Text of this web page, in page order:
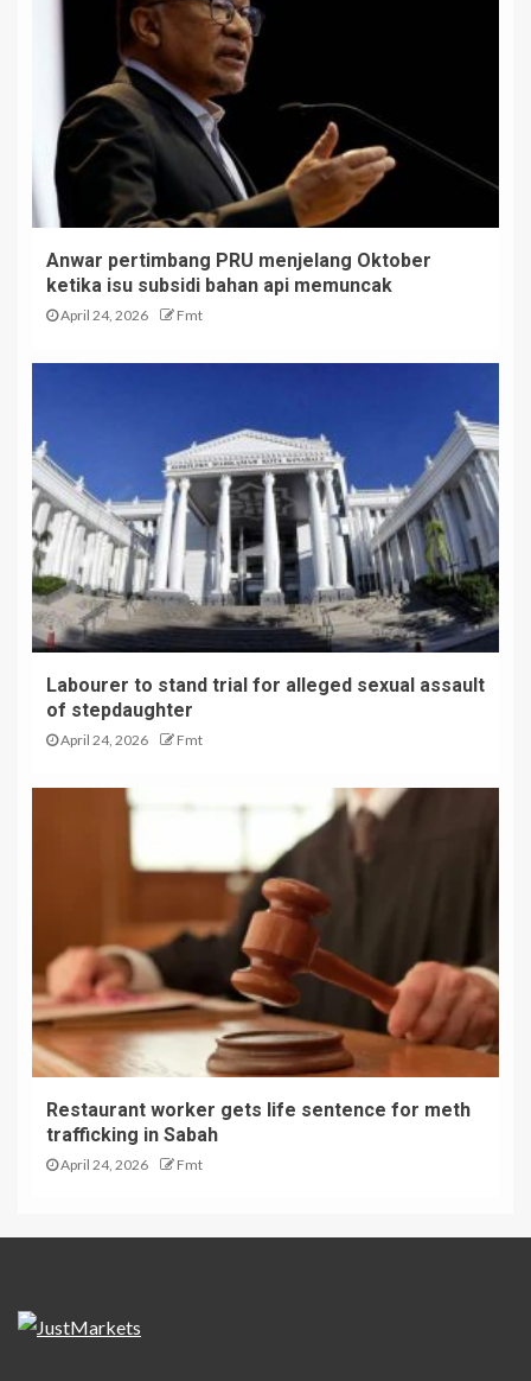
Anwar pertimbang PRU menjelang Oktober
ketika isu subsidi bahan api memuncak
April 24, 2026 Fmt
Labourer to stand trial for alleged sexual assault
of stepdaughter
April 24, 2026 Fmt
Restaurant worker gets life sentence for meth
trafficking in Sabah
April 24, 2026 Fmt